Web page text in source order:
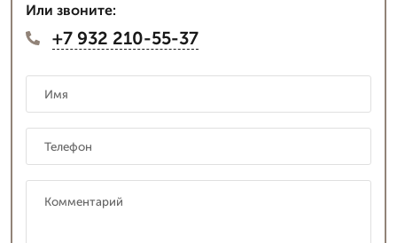
Или звоните:
+7 932 210-55-37